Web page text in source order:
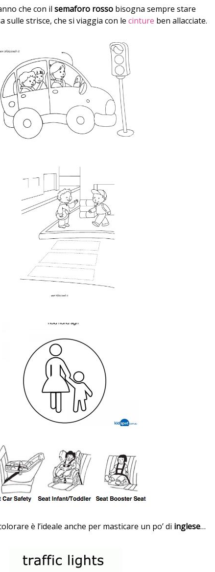
che con il semaforo rosso bisogna sempre stare
sulle strisce, che si viaggia con le cinture ben allacciate.
è l’ideale anche per masticare un po’ di inglese…